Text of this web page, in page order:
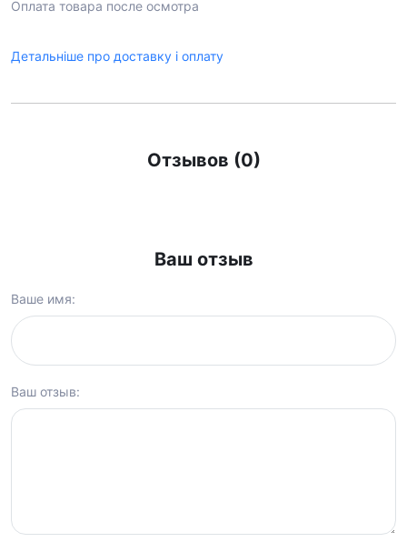
Оплата товара после осмотра
Детальніше про доставку і оплату
Отзывов (0)
Ваш отзыв
Ваше имя:
Ваш отзыв: